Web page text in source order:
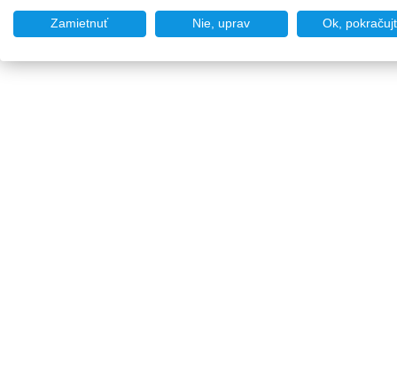
Zamietnuť Nie, uprav Ok,